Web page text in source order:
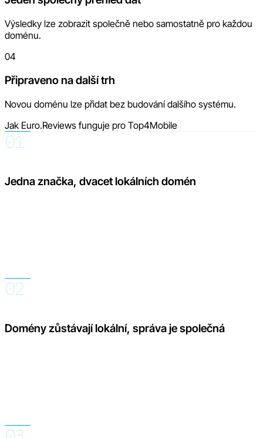
Výsledky lze zobrazit společně nebo samostatně pro každou
doménu.
04
Připraveno na další trh
Novou doménu lze přidat bez budování dalšího systému.
Jak Euro.Reviews funguje pro Top4Mobile
01
Jedna značka, dvacet lokálních domén
02
Domény zůstávají lokální, správa je společná